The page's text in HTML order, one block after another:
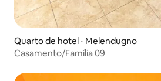
Quarto de hotel ⋅ Melendugno
Casamento/Família 09